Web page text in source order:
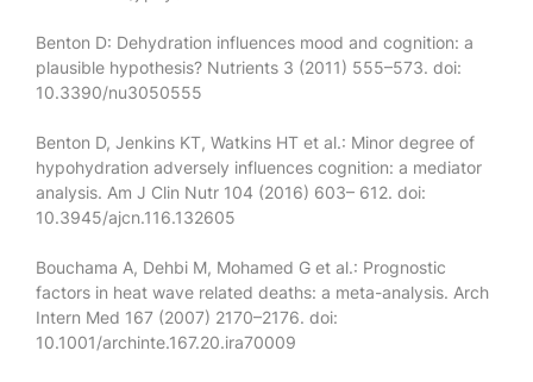
Benton D: Dehydration influences mood and cognition: a
plausible hypothesis? Nutrients 3 (2011) 555–573. doi:
10.3390/nu3050555
Benton D, Jenkins KT, Watkins HT et al.: Minor degree of
hypohydration adversely influences cognition: a mediator
analysis. Am J Clin Nutr 104 (2016) 603– 612. doi:
10.3945/ajcn.116.132605
Bouchama A, Dehbi M, Mohamed G et al.: Prognostic
factors in heat wave related deaths: a meta-analysis. Arch
Intern Med 167 (2007) 2170–2176. doi:
10.1001/archinte.167.20.ira70009